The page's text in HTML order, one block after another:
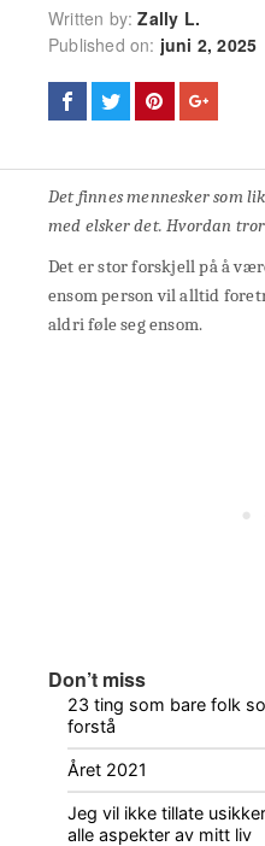
Written by:Zally L.
Published on: juni 2, 2025
Det finnes mennesker som
med elsker det. Hvordan
Det er stor forskjell på å
ensom person vil alltid
aldri føle seg ensom.
Don’t miss
23 ting som bare folk
forstå
Året 2021
Jeg vil ikke tillate
alle aspekter av mitt liv